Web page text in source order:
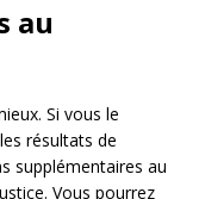
au
Si vous le
résultats de
supplémentaires au
Vous pourrez